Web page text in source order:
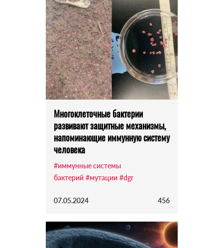
Многоклеточные бактерии
развивают защитные механизмы,
напоминающие иммунную систему
человека
#иммунные системы
бактерий #мутации #dgr
07.05.2024 456